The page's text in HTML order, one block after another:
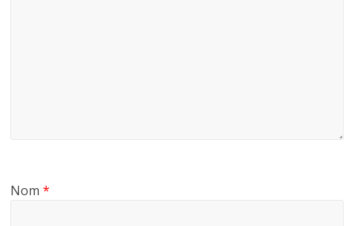
Nom*